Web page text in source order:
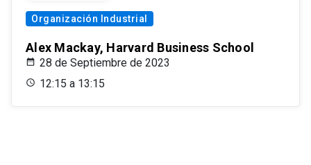
Organización Industrial
Alex Mackay, Harvard Business School
28 de Septiembre de 2023
12:15 a 13:15